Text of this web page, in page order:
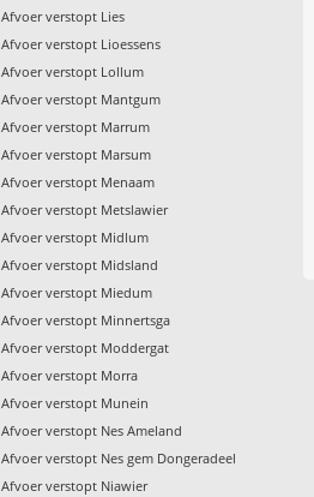
Afvoer verstopt Lies
Afvoer verstopt Lioessens
Afvoer verstopt Lollum
Afvoer verstopt Mantgum
Afvoer verstopt Marrum
Afvoer verstopt Marsum
Afvoer verstopt Menaam
Afvoer verstopt Metslawier
Afvoer verstopt Midlum
Afvoer verstopt Midsland
Afvoer verstopt Miedum
Afvoer verstopt Minnertsga
Afvoer verstopt Moddergat
Afvoer verstopt Morra
Afvoer verstopt Munein
Afvoer verstopt Nes Ameland
Afvoer verstopt Nes gem Dongeradeel
Afvoer verstopt Niawier